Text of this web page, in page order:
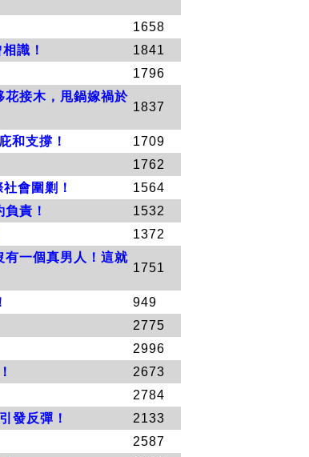
1658
識！
1841
1796
花接木，甩鍋嫁禍於
1837
和支撐！
1709
1762
會圍剿！
1564
責！
1532
1372
有一個真男人！這就
1751
949
2775
2996
2673
2784
發反彈！
2133
2587